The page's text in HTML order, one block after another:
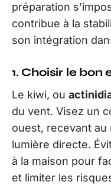
préparation
contribue à la
son intégration
1. Choisir le
Le kiwi, ou
du vent. Visez un
ouest, recevant
lumière directe.
à la maison pour
et limiter les